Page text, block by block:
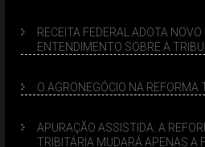
RECEITA FEDERAL ADOTA NOVO
ENTENDIMENTO SOBRE A
O AGRONEGÓCIO NA REFORMA
APURAÇÃO ASSISTIDA: A
TRIBITÁRIA MUDARÁ APENAS A